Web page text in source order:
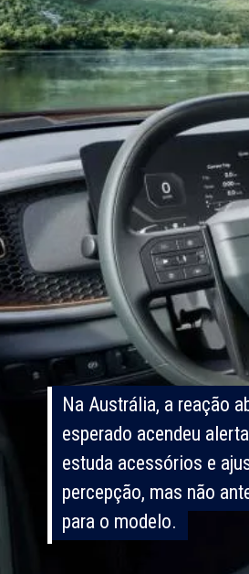
Na Austrália, a reação
esperado acendeu
estuda acessórios e
percepção, mas não
para o modelo.
Na Austrália, a reação
esperado acendeu
estuda acessórios e
percepção, mas não
para o modelo.